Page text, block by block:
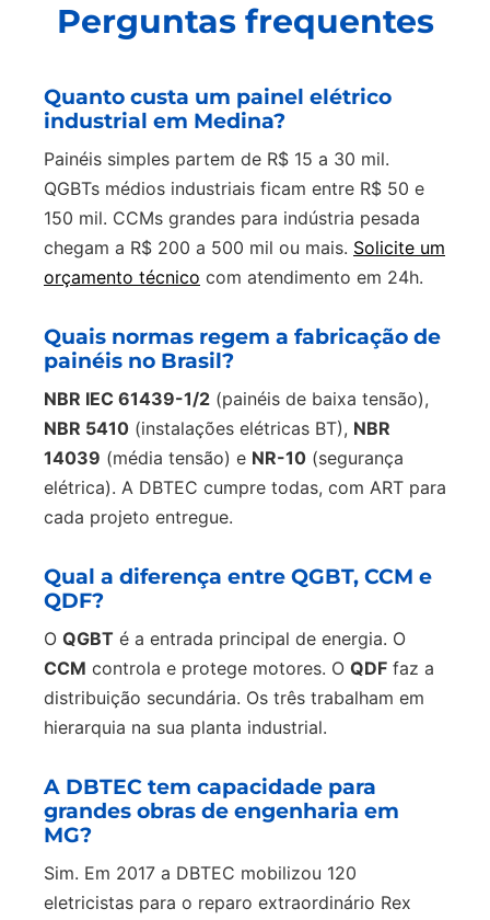
Perguntas frequentes
Quanto custa um painel elétrico
industrial em Medina?
Painéis simples partem de R$ 15 a 30 mil.
QGBTs médios industriais ficam entre R$ 50 e
150 mil. CCMs grandes para indústria pesada
chegam a R$ 200 a 500 mil ou mais. Solicite um
orçamento técnico com atendimento em 24h.
Quais normas regem a fabricação de
painéis no Brasil?
NBR IEC 61439-1/2 (painéis de baixa tensão),
NBR 5410 (instalações elétricas BT), NBR
14039 (média tensão) e NR-10 (segurança
elétrica). A DBTEC cumpre todas, com ART para
cada projeto entregue.
Qual a diferença entre QGBT, CCM e
QDF?
O QGBT é a entrada principal de energia. O
CCM controla e protege motores. O QDF faz a
distribuição secundária. Os três trabalham em
hierarquia na sua planta industrial.
A DBTEC tem capacidade para
grandes obras de engenharia em
MG?
Sim. Em 2017 a DBTEC mobilizou 120
eletricistas para o reparo extraordinário Rex